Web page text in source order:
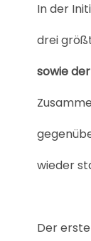
In der
drei
sowie
wieder
Der